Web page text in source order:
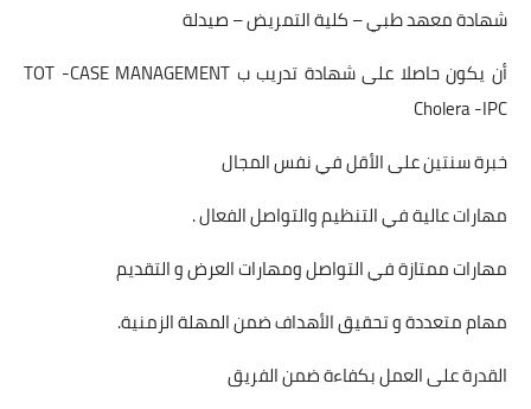
شهادة معهد طبي – كلية التمريض – صيدلة
أن يكون حاصلا على شهادة تدريب ب TOT -CASE MANAGEMENT
Cholera -IPC
خبرة سنتين على الأقل في نفس المجال
مهارات عالية في التنظيم والتواصل الفعال .
مهارات ممتازة في التواصل ومهارات العرض و التقديم
مهام متعددة و تحقيق الأهداف ضمن المهلة الزمنية.
القدرة على العمل بكفاءة ضمن الفريق